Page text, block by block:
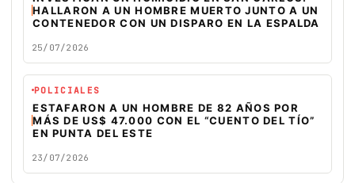
HALLARON A UN HOMBRE MUERTO JUNTO A UN
CONTENEDOR CON UN DISPARO EN LA ESPALDA
25/07/2026
POLICIALES
ESTAFARON A UN HOMBRE DE 82 AÑOS POR
MÁS DE US$ 47.000 CON EL “CUENTO DEL TÍO”
EN PUNTA DEL ESTE
23/07/2026